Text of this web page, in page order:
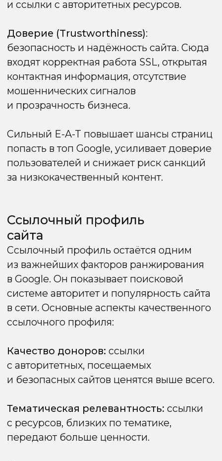
SSL-сертификат
Наличие SSL-сертификата (HTTPS)
сегодня является обязательным для всех
сайтов, независимо от тематики. Google
рассматривает защищённые ресурсы как
более надёжные и безопасные, что
напрямую влияет на ранжирование.
Основные аспекты:
Безопасное соединение:шифрует
данные пользователей и защищает
их от перехвата.
Доверие пользователей:браузеры
SEO-преимущество: Google официально
подтвердил, что HTTPS является лёгким
фактором ранжирования.
Корректная настройка:
все страницы перенаправлялись
на защищённый протокол и не было
на HTTPS-странице).
SSL-сертификат повышает как позиции
в поисковой выдаче, так и доверие
Внутренняя оптимизация
сайта для Google
действия, которые помогают Google
корректно сканировать, индексировать
и оценивать страницы. Ключевыми
элементами являются структура сайта,
качество контента, правильная разметка